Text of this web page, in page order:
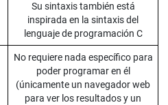
Su sintaxis también está
inspirada en la sintaxis del
lenguaje de programación C
No requiere nada específico para
poder programar en él
(únicamente un navegador web
para ver los resultados y un